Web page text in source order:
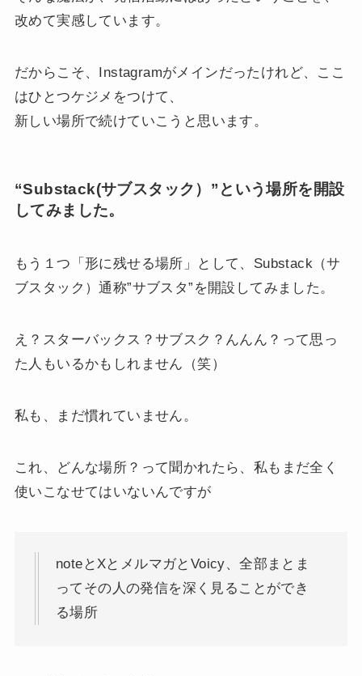
改めて実感しています。
だからこそ、Instagramがメインだったけれど、ここ
はひとつケジメをつけて、
新しい場所で続けていこうと思います。
“Substack(サブスタック）”という場所を開設
してみました。
もう１つ「形に残せる場所」として、Substack（サ
ブスタック）通称”サブスタ”を開設してみました。
え？スターバックス？サブスク？んんん？って思っ
た人もいるかもしれません（笑）
私も、まだ慣れていません。
これ、どんな場所？って聞かれたら、私もまだ全く
使いこなせてはいないんですが
noteとXとメルマガとVoicy、全部まとま
ってその人の発信を深く見ることができ
る場所